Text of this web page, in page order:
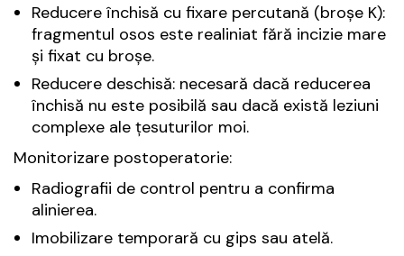
Reducere închisă cu fixare percutană (broșe K):
fragmentul osos este realiniat fără incizie mare
și fixat cu broșe.
Reducere deschisă: necesară dacă reducerea
închisă nu este posibilă sau dacă există leziuni
complexe ale țesuturilor moi.
Monitorizare postoperatorie:
Radiografii de control pentru a confirma
alinierea.
Imobilizare temporară cu gips sau atelă.